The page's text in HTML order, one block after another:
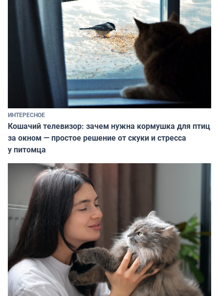
ИНТЕРЕСНОЕ
Кошачий телевизор: зачем нужна кормушка для птиц
за окном — простое решение от скуки и стресса
у питомца